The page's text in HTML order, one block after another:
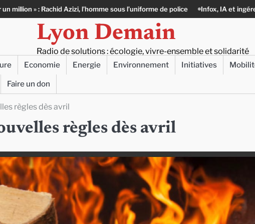
sous l’uniforme de police Infox, IA et ingérences : le journalisme peut-il
Lyon Demain
Radio de solutions : écologie, vivre-ensemble et solidarité
Economie Energie Environnement Initiatives
Faire un don
règles dès avril
règles dès avril